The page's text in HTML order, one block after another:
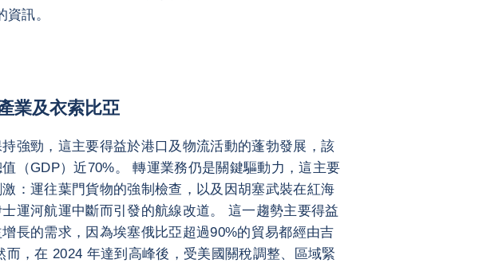
訊。
業及衣索比亞
強勁，這主要得益於港口及物流活動的蓬勃發展，該
（GDP）近70%。 轉運業務仍是關鍵驅動力，這主要
：運往葉門貨物的強制檢查，以及因胡塞武裝在紅海
運河航運中斷而引發的航線改道。 這一趨勢主要得益
長的需求，因為埃塞俄比亞超過90%的貿易都經由吉
而，在 2024 年達到高峰後，受美國關稅調整、區域緊